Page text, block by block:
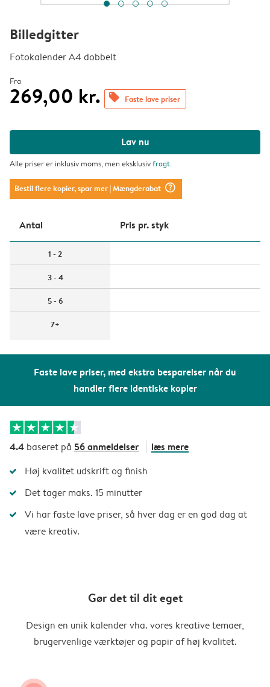
Faste lave priser, med ekstra besparelser når du
handler flere identiske kopier
Billedgitter
Fotokalender A4 dobbelt
Fra
269,00 kr. offers Faste lave priser
Lav nu
Alle priser er inklusiv moms, men eksklusivfragt.
Bestil flere kopier, spar mer| Mængderabat question_mark_circle
Antal Pris pr. styk
1 - 2
3 - 4
5 - 6
7+
4.4 baseret på 56 anmeldelser læs mere
Høj kvalitet udskrift og finish
Det tager maks. 15 minutter
Vi har faste lave priser, så hver dag er en god dag at
være kreativ.
Gør det til dit eget
Design en unik kalender vha. vores kreative temaer,
brugervenlige værktøjer og papir af høj kvalitet.